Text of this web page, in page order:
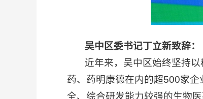
吴中区委书记丁立新致辞：
近年来，吴中区始终坚持以
药、药明康德在内的超500家
全、综合研发能力较强的生物